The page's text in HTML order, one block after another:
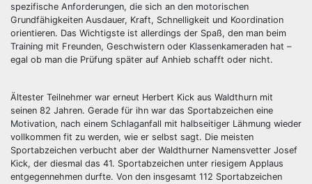
spezifische Anforderungen, die sich an den motorischen
Grundfähigkeiten Ausdauer, Kraft, Schnelligkeit und Koordination
orientieren. Das Wichtigste ist allerdings der Spaß, den man beim
Training mit Freunden, Geschwistern oder Klassenkameraden hat –
egal ob man die Prüfung später auf Anhieb schafft oder nicht.
Ältester Teilnehmer war erneut Herbert Kick aus Waldthurn mit
seinen 82 Jahren. Gerade für ihn war das Sportabzeichen eine
Motivation, nach einem Schlaganfall mit halbseitiger Lähmung wieder
vollkommen fit zu werden, wie er selbst sagt. Die meisten
Sportabzeichen verbucht aber der Waldthurner Namensvetter Josef
Kick, der diesmal das 41. Sportabzeichen unter riesigem Applaus
entgegennehmen durfte. Von den insgesamt 112 Sportabzeichen